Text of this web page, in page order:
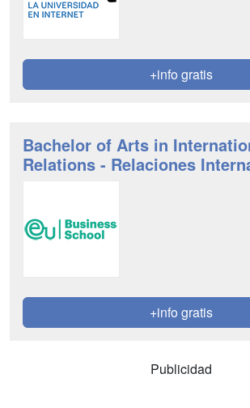
+info gratis
Bachelor of Arts in
Relations - Relaciones
+info gratis
Publicidad